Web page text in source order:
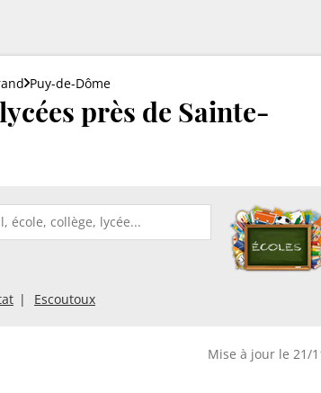
Puy-de-Dôme
près de Sainte-
Escoutoux
Mise à jour le 21/